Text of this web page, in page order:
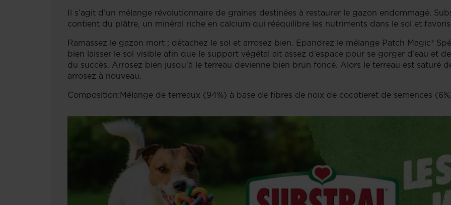
Il s’agit d’un mélange révolutionnaire de graines destinées à restaurer le gazon endommagé.
contient du plâtre, un minéral riche en calcium qui rééquilibre les nutriments dans le sol et
Ramassez le gazon mort ; détachez le sol et arrosez bien. Epandrez le mélange Patch Magic®
bien laisser le sol visible afin que le support végétal ait assez d’espace pour se gorger d’eau et
du succès. Arrosez bien jusqu’à le terreau devienne bien brun foncé. Alors le terreau est saturé
arrosez à nouveau.
Composition:Mélange de terreaux (94%) à base de fibres de noix de cocotieret de semences